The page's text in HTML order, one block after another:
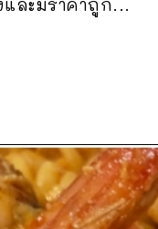
ละมีราคาถูก...